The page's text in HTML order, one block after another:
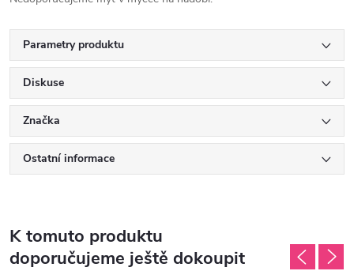
Parametry produktu
Diskuse
Značka
Ostatní informace
K tomuto produktu
doporučujeme ještě dokoupit